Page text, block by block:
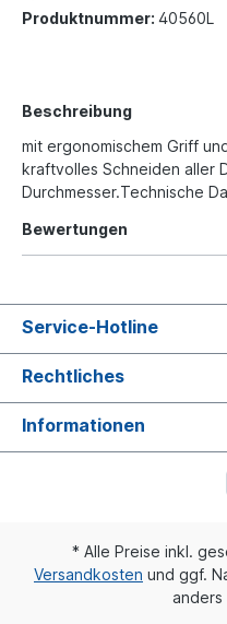
Produktnummer: 40560L
Beschreibung
mit ergonomischem Griff
kraftvolles Schneiden aller
Durchmesser.Technische
Bewertungen
Service-Hotline
Rechtliches
Informationen
* Alle Preise inkl.
Versandkosten und ggf.